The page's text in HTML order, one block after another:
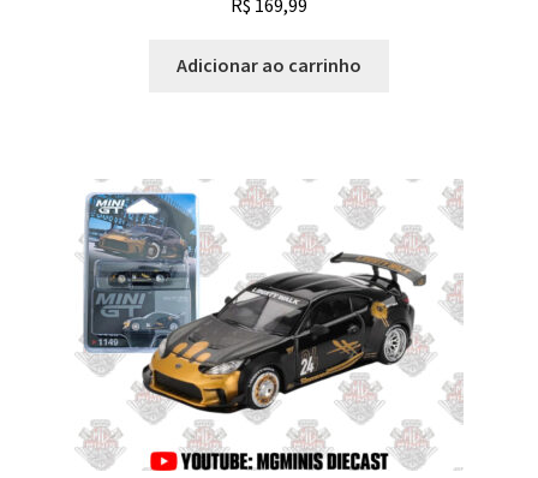
Adicionar ao carrinho